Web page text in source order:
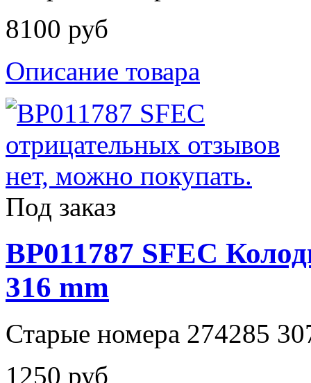
8100 руб
Описание товара
Под заказ
BP011787 SFEC
316 mm
Старые номера 274285
1250 руб